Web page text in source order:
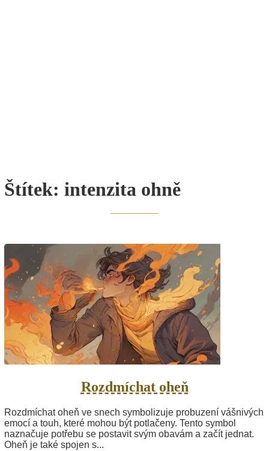
Štítek: intenzita ohně
Rozdmíchat oheň
Rozdmíchat oheň ve snech symbolizuje probuzení vášnivých
emocí a touh, které mohou být potlačeny. Tento symbol
naznačuje potřebu se postavit svým obavám a začít jednat.
Oheň je také spojen s...